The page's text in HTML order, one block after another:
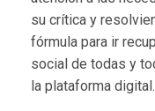
su crítica y
fórmula para ir
social de todas y
la plataforma digital.